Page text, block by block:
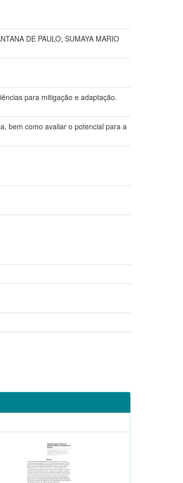
DE PAULO; SUMAYA MARIO
para mitigação e adaptação.
bem como avaliar o potencial para a